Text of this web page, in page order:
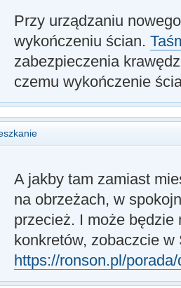
Przy urządzaniu
wykończeniu ścian.
zabezpieczenia
czemu wykończenie
A jakby tam zamiast
na obrzeżach, w
przecież. I może
konkretów, zobaczcie
https://ronson.pl/